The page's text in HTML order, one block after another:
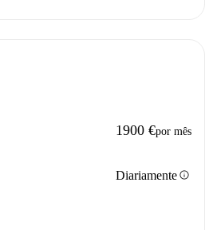
1900 €por mês
Diariamenteinfo